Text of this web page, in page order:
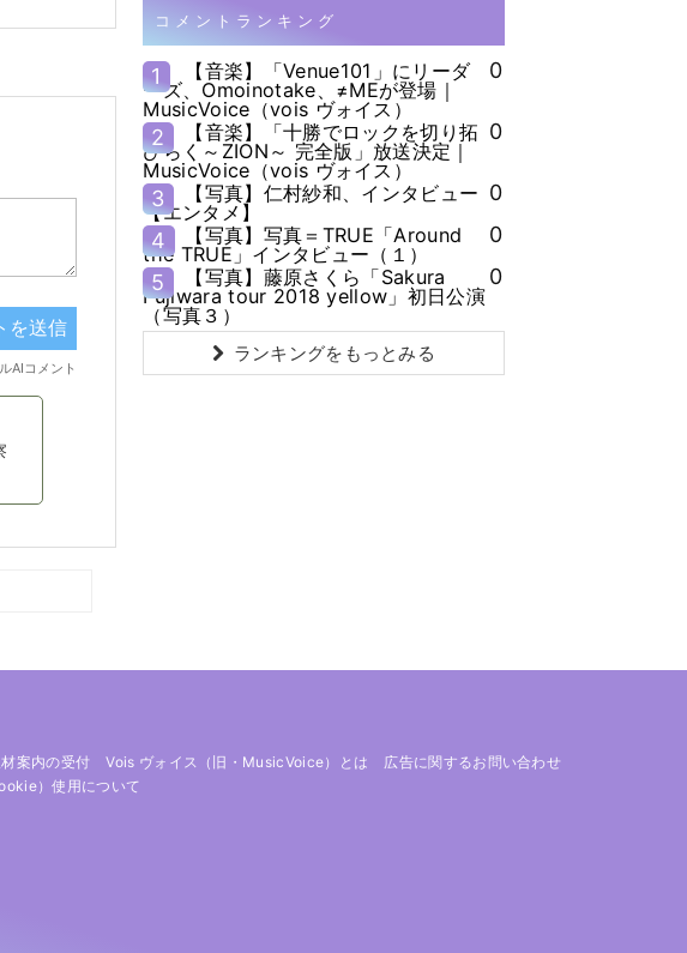
コメントランキング
1
【音楽】「Venue101」にリーダ
ーズ、Omoinotake、≠MEが登場｜
MusicVoice（vois ヴォイス）
0
2
【音楽】「十勝でロックを切り拓
ひらく～ZION～ 完全版」放送決定｜
MusicVoice（vois ヴォイス）
0
3
【写真】仁村紗和、インタビュー
【エンタメ】
0
4
【写真】写真＝TRUE「Around
the TRUE」インタビュー（１）
0
5
【写真】藤原さくら「Sakura
Fujiwara tour 2018 yellow」初日公演
（写真３）
0
ランキングをもっとみる
案内の受付 Vois ヴォイス（旧・MusicVoice）とは
広告に関するお問い合わせ
）使用について